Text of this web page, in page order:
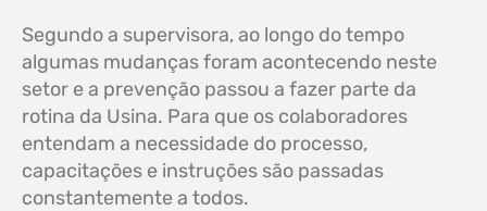
Segundo a supervisora, ao longo do tempo
algumas mudanças foram acontecendo neste
setor e a prevenção passou a fazer parte da
rotina da Usina. Para que os colaboradores
entendam a necessidade do processo,
capacitações e instruções são passadas
constantemente a todos.